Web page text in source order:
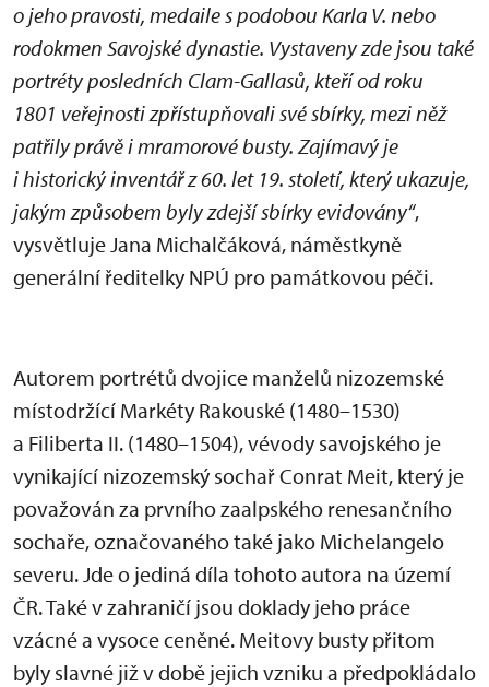
o jeho pravosti, medaile s podobou Karla V. nebo
rodokmen Savojské dynastie. Vystaveny zde jsou také
portréty posledních Clam-Gallasů, kteří od roku
1801 veřejnosti zpřístupňovali své sbírky, mezi něž
patřily právě i mramorové busty. Zajímavý je
i historický inventář z 60. let 19. století, který ukazuje,
jakým způsobem byly zdejší sbírky evidovány“,
vysvětluje Jana Michalčáková, náměstkyně
generální ředitelky NPÚ pro památkovou péči.
Autorem portrétů dvojice manželů nizozemské
místodržící Markéty Rakouské (1480–1530)
a Filiberta II. (1480–1504), vévody savojského je
vynikající nizozemský sochař Conrat Meit, který je
považován za prvního zaalpského renesančního
sochaře, označovaného také jako Michelangelo
severu. Jde o jediná díla tohoto autora na území
ČR. Také v zahraničí jsou doklady jeho práce
vzácné a vysoce ceněné. Meitovy busty přitom
byly slavné již v době jejich vzniku a předpokládalo